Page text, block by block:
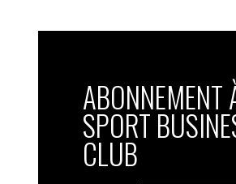
ABONNEMENT
SPORT
CLUB